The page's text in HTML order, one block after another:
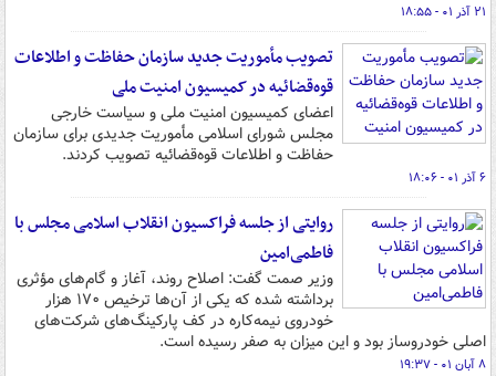
۲۱ آذر ۰۱ - ۱۸:۵۵
تصویب مأموریت جدید سازمان حفاظت و اطلاعات
قوه‌قضائیه در کمیسیون امنیت ملی
اعضای کمیسیون امنیت ملی و سیاست خارجی
مجلس شورای اسلامی مأموریت جدیدی برای سازمان
حفاظت و اطلاعات قوه‌قضائیه تصویب کردند.
۶ آذر ۰۱ - ۱۸:۰۶
روایتی از جلسه فراکسیون انقلاب اسلامی مجلس با
فاطمی‌امین
وزیر صمت گفت: اصلاح روند، آغاز و گام‌های مؤثری
برداشته شده که یکی از آن‌ها ترخیص ۱۷۰ هزار
خودروی نیمه‌کاره در کف پارکینگ‌های شرکت‌های
اصلی خودروساز بود و این میزان به صفر رسیده است.
۸ آبان ۰۱ - ۱۹:۳۷